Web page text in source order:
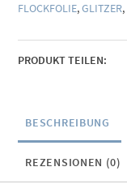
FLOCKFOLIE,GLITZER,
PRODUKT TEILEN:
BESCHREIBUNG
REZENSIONEN (0)